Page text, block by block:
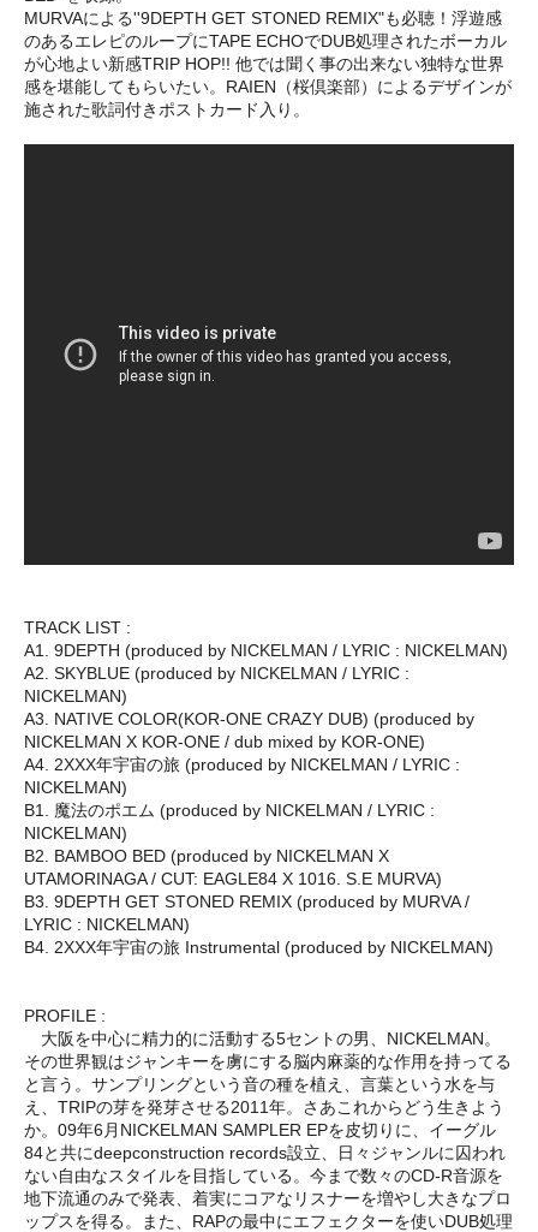
MURVAによる''9DEPTH GET STONED REMIX"も必聴！浮遊感
のあるエレピのループにTAPE ECHOでDUB処理されたボーカル
が心地よい新感TRIP HOP!! 他では聞く事の出来ない独特な世界
感を堪能してもらいたい。RAIEN（桜倶楽部）によるデザインが
施された歌詞付きポストカード入り。
TRACK LIST :
A1. 9DEPTH (produced by NICKELMAN / LYRIC : NICKELMAN)
A2. SKYBLUE (produced by NICKELMAN / LYRIC :
NICKELMAN)
A3. NATIVE COLOR(KOR-ONE CRAZY DUB) (produced by
NICKELMAN X KOR-ONE / dub mixed by KOR-ONE)
A4. 2XXX年宇宙の旅 (produced by NICKELMAN / LYRIC :
NICKELMAN)
B1. 魔法のポエム (produced by NICKELMAN / LYRIC :
NICKELMAN)
B2. BAMBOO BED (produced by NICKELMAN X
UTAMORINAGA / CUT: EAGLE84 X 1016. S.E MURVA)
B3. 9DEPTH GET STONED REMIX (produced by MURVA /
LYRIC : NICKELMAN)
B4. 2XXX年宇宙の旅 Instrumental (produced by NICKELMAN)
PROFILE :
大阪を中心に精力的に活動する5セントの男、NICKELMAN。
その世界観はジャンキーを虜にする脳内麻薬的な作用を持ってる
と言う。サンプリングという音の種を植え、言葉という水を与
え、TRIPの芽を発芽させる2011年。さあこれからどう生きよう
か。09年6月NICKELMAN SAMPLER EPを皮切りに、イーグル
84と共にdeepconstruction records設立、日々ジャンルに囚われ
ない自由なスタイルを目指している。今まで数々のCD-R音源を
地下流通のみで発表、着実にコアなリスナーを増やし大きなプロ
ップスを得る。また、RAPの最中にエフェクターを使いDUB処理